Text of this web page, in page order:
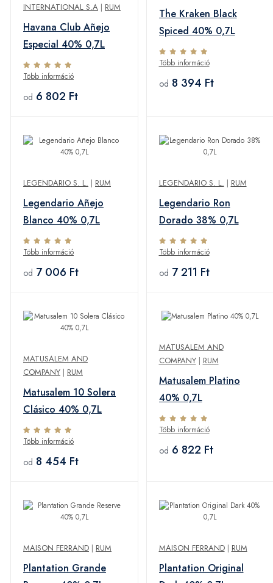
INTERNATIONAL S.A | RUM
Havana Club Añejo
Especial 40% 0,7L
Több információ
od 6 802 Ft
The Kraken Black
Spiced 40% 0,7L
Több információ
od 8 394 Ft
LEGENDARIO S. L. | RUM
Legendario Añejo
Blanco 40% 0,7L
Több információ
od 7 006 Ft
LEGENDARIO S. L. | RUM
Legendario Ron
Dorado 38% 0,7L
Több információ
od 7 211 Ft
MATUSALEM AND
COMPANY | RUM
Matusalem 10 Solera
Clásico 40% 0,7L
Több információ
od 8 454 Ft
MATUSALEM AND
COMPANY| RUM
Matusalem Platino
40% 0,7L
Több információ
od 6 822 Ft
MAISON FERRAND | RUM
Plantation Grande
MAISON FERRAND| RUM
Plantation Original